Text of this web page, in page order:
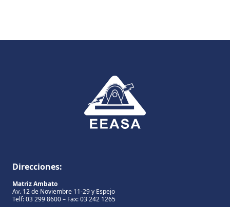
Direcciones:
Matriz Ambato
Av. 12 de Noviembre 11-29 y Espejo
Telf: 03 299 8600 – Fax: 03 242 1265